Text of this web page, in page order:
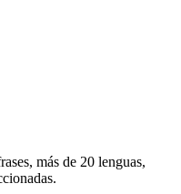
más de 20 lenguas,